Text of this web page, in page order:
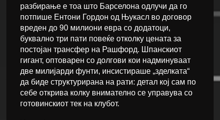
разбирање е тоа што Барселона одлучи да го
потпише Ентони Гордон од Њукасл во договор
вреден до 90 милиони евра со додатоци,
буквално три пати повеќе отколку цената за
постојан трансфер на Рашфорд. Шпанскиот
гигант, оптоварен со долгови кои надминуваат
две милијарди фунти, инсистираше „зделката“
да биде структурирана на рати: детал кој сам по
себе открива колку внимателно се управува со
готовинскиот тек на клубот.